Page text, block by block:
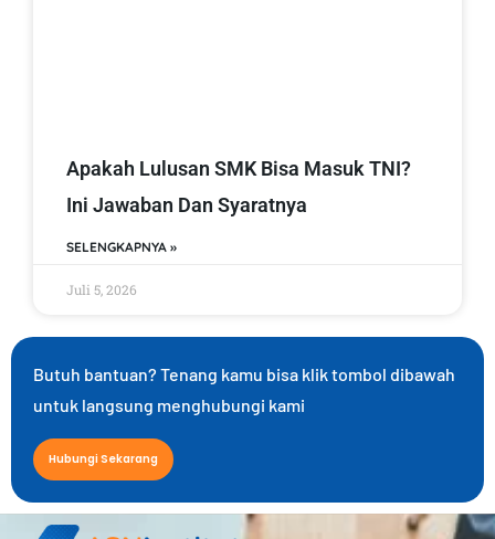
Apakah Lulusan SMK Bisa Masuk TNI?
Ini Jawaban Dan Syaratnya
SELENGKAPNYA »
Juli 5, 2026
Butuh bantuan? Tenang kamu bisa klik tombol dibawah
untuk langsung menghubungi kami
Hubungi Sekarang